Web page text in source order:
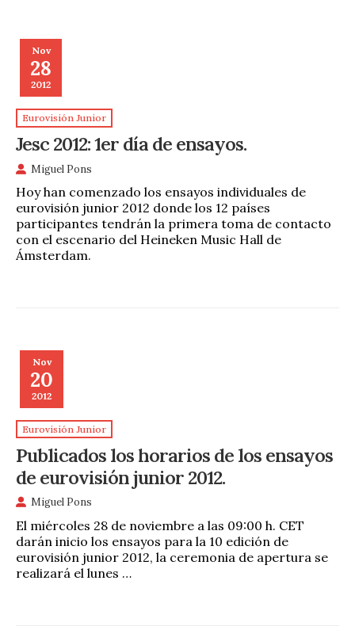
Nov
28
2012
Eurovisión Junior
Jesc 2012: 1er día de ensayos.
Miguel Pons
Hoy han comenzado los ensayos individuales de
eurovisión junior 2012 donde los 12 países
participantes tendrán la primera toma de contacto
con el escenario del Heineken Music Hall de
Ámsterdam.
Nov
20
2012
Eurovisión Junior
Publicados los horarios de los ensayos
de eurovisión junior 2012.
Miguel Pons
El miércoles 28 de noviembre a las 09:00 h. CET
darán inicio los ensayos para la 10 edición de
eurovisión junior 2012, la ceremonia de apertura se
realizará el lunes …